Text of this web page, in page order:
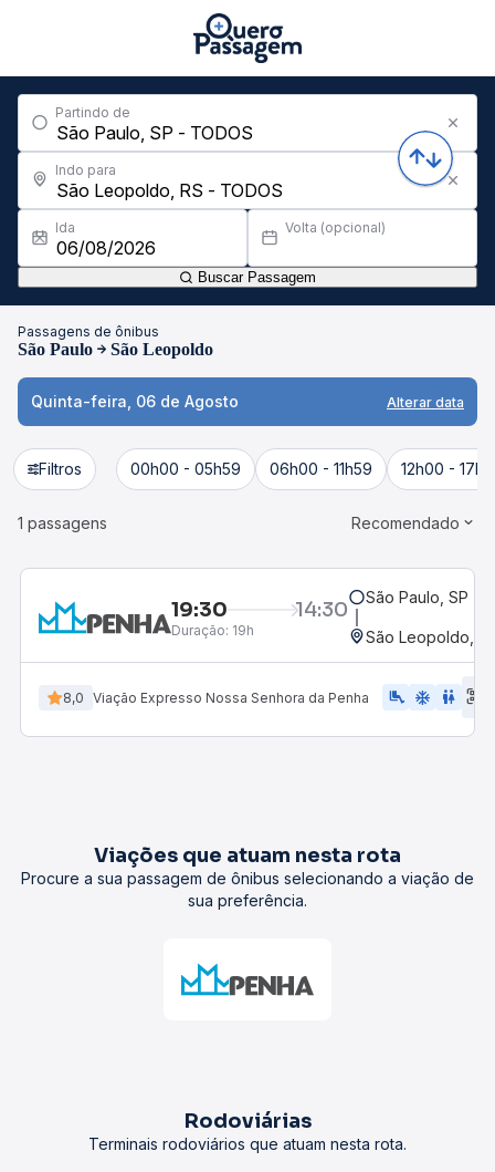
Partindo de
Indo para
Ida Volta (opcional)
Buscar Passagem
Passagens de ônibus
São Paulo São Leopoldo
Quinta-feira, 06 de Agosto Alterar data
Filtros 00h00 - 05h59 06h00 - 11h59 12h00 -
1 passagens Recomendado
19:30 14:30
Duração: 19h
São Paulo, SP -
São Leopoldo,
8,0 Viação Expresso Nossa Senhora da Penha airline_seat_legroom_extra ac_unit WC
Viações que atuam nesta rota
Procure a sua passagem de ônibus selecionando a viação de
sua preferência.
Rodoviárias
Terminais rodoviários que atuam nesta rota.